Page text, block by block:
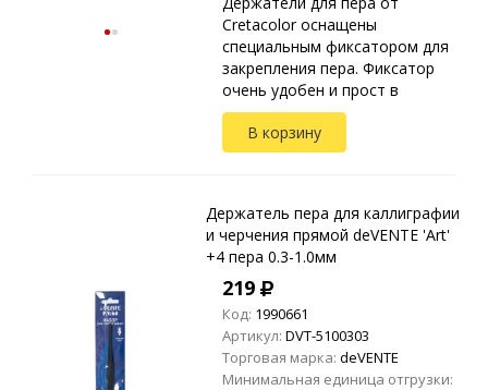
Cretacolor оснащены
специальным фиксатором для
закрепления пера. Фиксатор
очень удобен и прост в
использовании: открыть
рычаг, вложить перо и
закрыть рычаг. При этом нет
В корзину
Держатель пера для каллиграфии
и черчения прямой deVENTE 'Art'
+4 пера 0.3-1.0мм
219
Код: 1990661
Артикул: DVT-5100303
Торговая марка: deVENTE
Минимальная единица отгрузки: